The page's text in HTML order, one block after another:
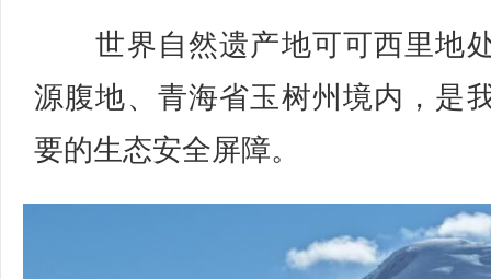
世界自然遗产地可可西里地
源腹地、青海省玉树州境内，是
要的生态安全屏障。